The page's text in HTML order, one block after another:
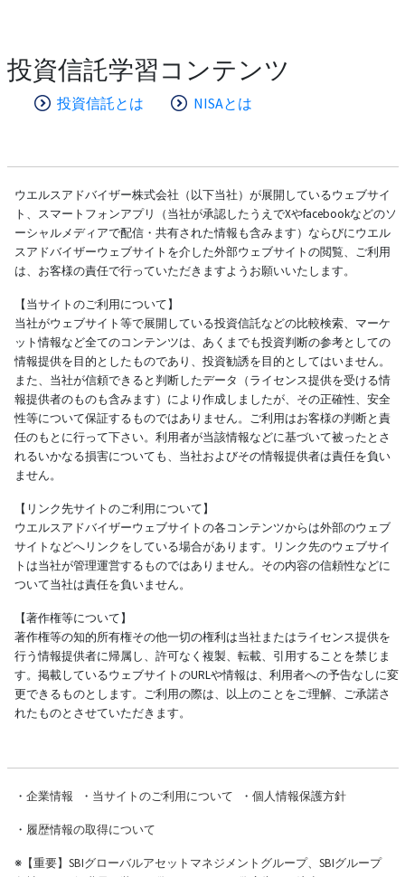
投資信託学習コンテンツ
投資信託とは NISAとは
ウエルスアドバイザー株式会社（以下当社）が展開しているウェブサイ
ト、スマートフォンアプリ（当社が承認したうえでXやfacebookなどのソ
ーシャルメディアで配信・共有された情報も含みます）ならびにウエル
スアドバイザーウェブサイトを介した外部ウェブサイトの閲覧、ご利用
は、お客様の責任で行っていただきますようお願いいたします。
【当サイトのご利用について】
当社がウェブサイト等で展開している投資信託などの比較検索、マーケ
ット情報など全てのコンテンツは、あくまでも投資判断の参考としての
情報提供を目的としたものであり、投資勧誘を目的としてはいません。
また、当社が信頼できると判断したデータ（ライセンス提供を受ける情
報提供者のものも含みます）により作成しましたが、その正確性、安全
性等について保証するものではありません。ご利用はお客様の判断と責
任のもとに行って下さい。利用者が当該情報などに基づいて被ったとさ
れるいかなる損害についても、当社およびその情報提供者は責任を負い
ません。
【リンク先サイトのご利用について】
ウエルスアドバイザーウェブサイトの各コンテンツからは外部のウェブ
サイトなどへリンクをしている場合があります。リンク先のウェブサイ
トは当社が管理運営するものではありません。その内容の信頼性などに
ついて当社は責任を負いません。
【著作権等について】
著作権等の知的所有権その他一切の権利は当社またはライセンス提供を
行う情報提供者に帰属し、許可なく複製、転載、引用することを禁じま
す。掲載しているウェブサイトのURLや情報は、利用者への予告なしに変
更できるものとします。ご利用の際は、以上のことをご理解、ご承諾さ
れたものとさせていただきます。
・ 企業情報 ・ 当サイトのご利用について ・ 個人情報保護方針
・ 履歴情報の取得について
※【重要】SBIグローバルアセットマネジメントグループ、SBIグループ